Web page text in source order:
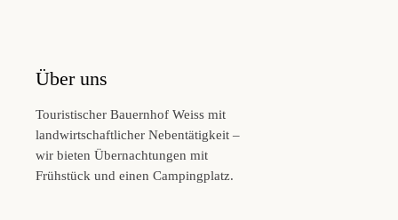
Über uns
Touristischer Bauernhof Weiss mit
landwirtschaftlicher Nebentätigkeit –
wir bieten Übernachtungen mit
Frühstück und einen Campingplatz.